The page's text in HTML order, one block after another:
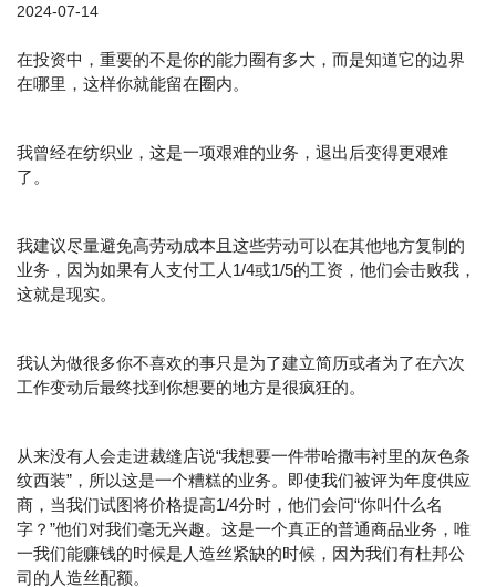
2024-07-14
在投资中，重要的不是你的能力圈有多大，而是知道它的边界
在哪里，这样你就能留在圈内。
我曾经在纺织业，这是一项艰难的业务，退出后变得更艰难
了。
我建议尽量避免高劳动成本且这些劳动可以在其他地方复制的
业务，因为如果有人支付工人1/4或1/5的工资，他们会击败我，
这就是现实。
我认为做很多你不喜欢的事只是为了建立简历或者为了在六次
工作变动后最终找到你想要的地方是很疯狂的。
从来没有人会走进裁缝店说“我想要一件带哈撒韦衬里的灰色条
纹西装”，所以这是一个糟糕的业务。即使我们被评为年度供应
商，当我们试图将价格提高1/4分时，他们会问“你叫什么名
字？”他们对我们毫无兴趣。这是一个真正的普通商品业务，唯
一我们能赚钱的时候是人造丝紧缺的时候，因为我们有杜邦公
司的人造丝配额。